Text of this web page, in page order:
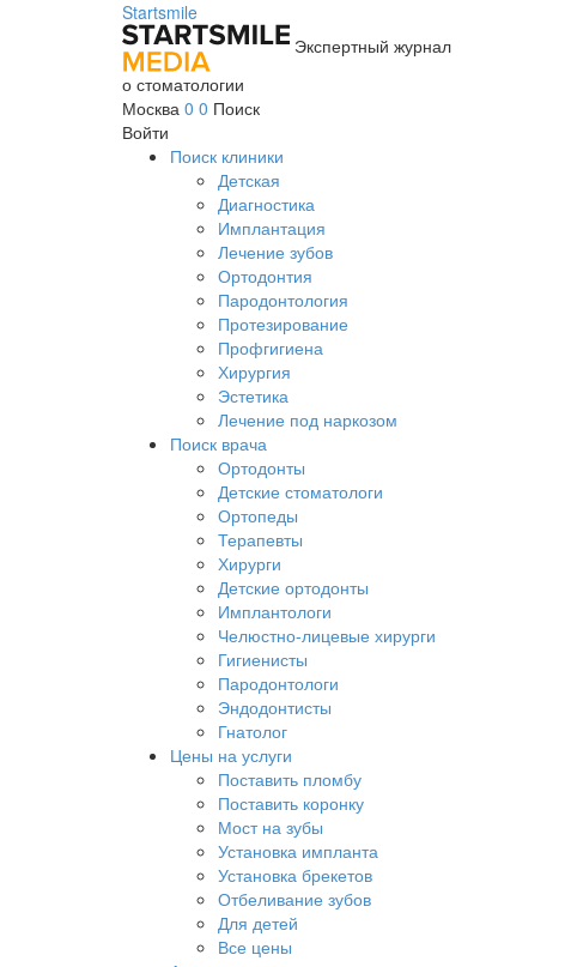
Startsmile
Экспертный журнал
о стоматологии
Москва 0 0 Поиск
Войти
Поиск клиники
Детская
Диагностика
Имплантация
Лечение зубов
Ортодонтия
Пародонтология
Протезирование
Профгигиена
Хирургия
Эстетика
Лечение под наркозом
Поиск врача
Ортодонты
Детские стоматологи
Ортопеды
Терапевты
Хирурги
Детские ортодонты
Имплантологи
Челюстно-лицевые хирурги
Гигиенисты
Пародонтологи
Эндодонтисты
Гнатолог
Цены на услуги
Поставить пломбу
Поставить коронку
Мост на зубы
Установка импланта
Установка брекетов
Отбеливание зубов
Для детей
Все цены